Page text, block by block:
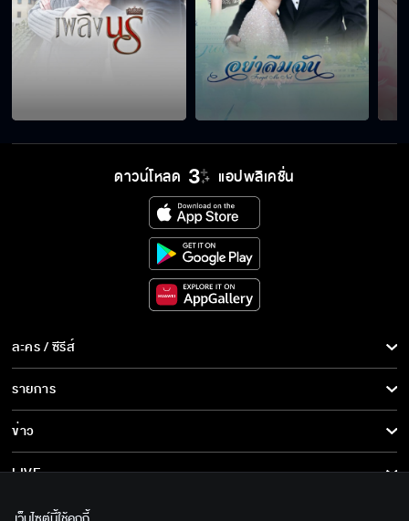
ดาวน์โหลด แอปพลิเคชั่น
ละคร / ซีรีส์
ละคร/ซีรีส์
ซีรีส์นานาชาติ
การ์ตูน & เกม
รายการ
รายการทั้งหมด
ข่าว
ข่าวทั้งหมด
LIVE
เกี่ยวกับเรา